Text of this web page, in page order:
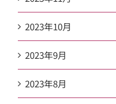
2023年10月
2023年9月
2023年8月